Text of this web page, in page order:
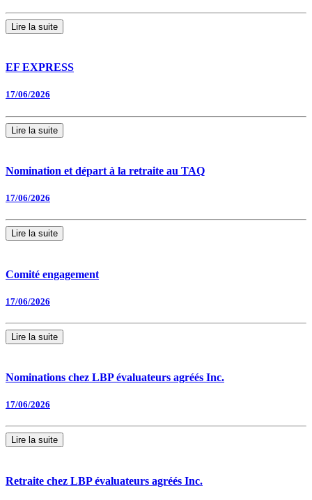
Lire la suite
EF EXPRESS
17/06/2026
Lire la suite
Nomination et départ à la retraite au TAQ
17/06/2026
Lire la suite
Comité engagement
17/06/2026
Lire la suite
Nominations chez LBP évaluateurs agréés Inc.
17/06/2026
Lire la suite
Retraite chez LBP évaluateurs agréés Inc.